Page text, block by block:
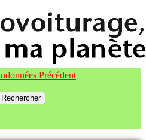
Précédent
Rechercher